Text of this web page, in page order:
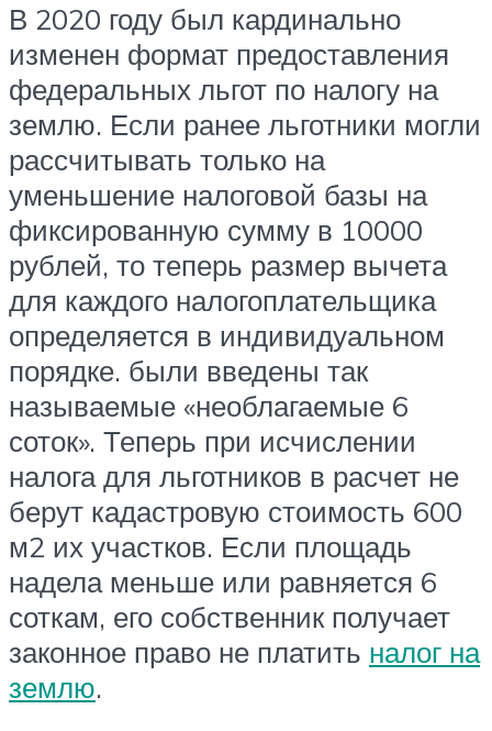
В 2020 году был кардинально
изменен формат предоставления
федеральных льгот по налогу на
землю. Если ранее льготники могли
рассчитывать только на
уменьшение налоговой базы на
фиксированную сумму в 10000
рублей, то теперь размер вычета
для каждого налогоплательщика
определяется в индивидуальном
порядке. были введены так
называемые «необлагаемые 6
соток». Теперь при исчислении
налога для льготников в расчет не
берут кадастровую стоимость 600
м2 их участков. Если площадь
надела меньше или равняется 6
соткам, его собственник получает
законное право не платить налог на
землю.